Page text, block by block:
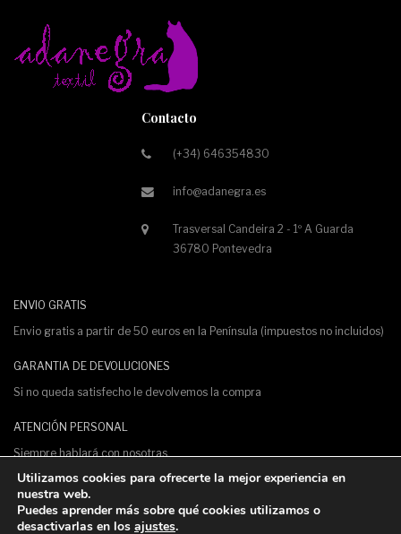
Contacto
(+34) 646354830
info@adanegra.es
Trasversal Candeira 2 - 1º A Guarda
36780 Pontevedra
ENVIO GRATIS
Envio gratis a partir de 50 euros en la Península (impuestos no incluidos)
GARANTIA DE DEVOLUCIONES
Si no queda satisfecho le devolvemos la compra
ATENCIÓN PERSONAL
Siempre hablará con nosotras.
PAGO 100% SEGURO
Pagos protegidos con certificado de seguridad SSL
Utilizamos cookies para ofrecerte la mejor experiencia en
nuestra web.
Puedes aprender más sobre qué cookies utilizamos o
desactivarlas en los ajustes.